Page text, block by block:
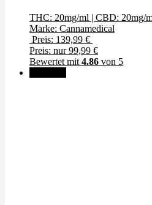
THC: 20mg/ml | CBD: 20mg/
Marke: Cannamedical
Preis: 139,99 €
Preis: nur 99,99 €
Bewertet mit 4.86 von 5